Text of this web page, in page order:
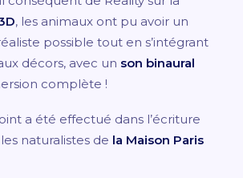
, les animaux ont pu avoir un
possible tout en s’intégrant
décors, avec un son binaural
complète !
a été effectué dans l’écriture
naturalistes de la Maison Paris